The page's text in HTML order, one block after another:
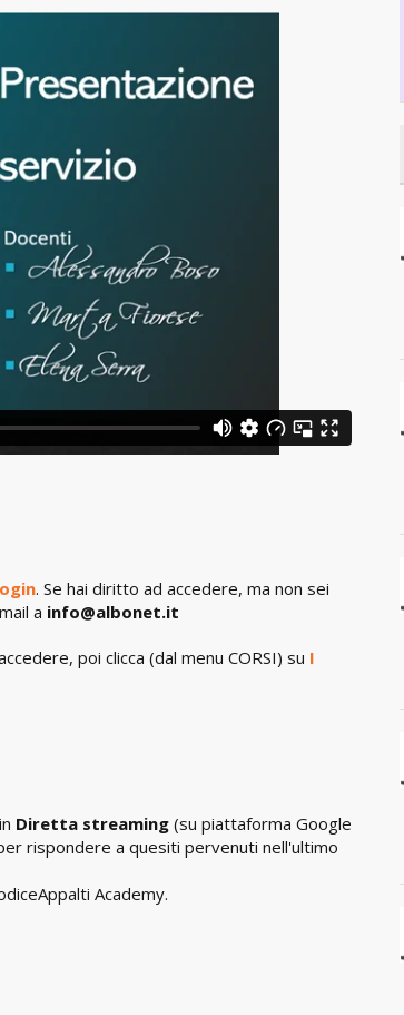
. Se hai diritto ad accedere, ma non sei
a info@albonet.it
poi clicca (dal menu CORSI) su I
Diretta streaming (su piattaforma Google
rispondere a quesiti pervenuti nell'ultimo
Academy.